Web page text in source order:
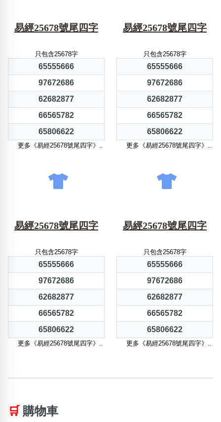
易經25678號尾四字
只包含25678字
65555666
97672686
62682877
66565782
65806622
更多《易經25678號尾四字》..
易經25678號尾四字
只包含25678字
65555666
97672686
62682877
66565782
65806622
更多《易經25678號尾四字》..
易經25678號尾四字
只包含25678字
65555666
97672686
62682877
66565782
65806622
更多《易經25678號尾四字》..
易經25678號尾四字
只包含25678字
65555666
97672686
62682877
66565782
65806622
更多《易經25678號尾四字》..
🛒 購物車